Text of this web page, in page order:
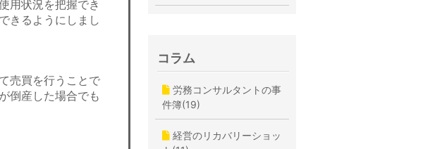
用状況を把握でき
きるようにしまし
売買を行うことで
倒産した場合でも
コラム
労務コンサルタントの事
件簿(19)
経営のリカバリーショッ